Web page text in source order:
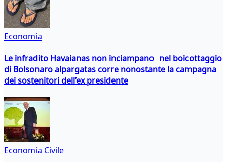
Economia
Le infradito Havaianas non inciampano nel boicottaggio
di Bolsonaro alpargatas corre nonostante la campagna
dei sostenitori dell’ex presidente
Economia Civile